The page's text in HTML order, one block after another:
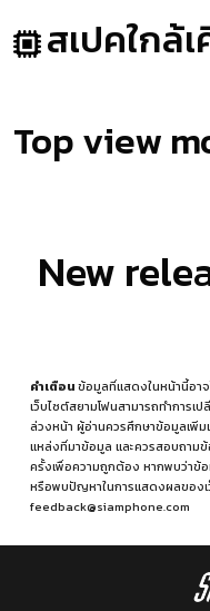
สเปคใกล้
Top view
New
คำเตือนข้อมูลที่แสดงในหน้านี้อา
เว็บไซต์สยามโฟนสามารถทำการเ
ล่วงหน้า ผู้อ่านควรศึกษาข้อมูลเพิ่ม
แหล่งที่มาข้อมูล และควรสอบถาม
ครั้งเพื่อความถูกต้อง หากพบว่าข้
หรือพบปัญหาในการแสดงผลของเ
feedback@siamphone.com